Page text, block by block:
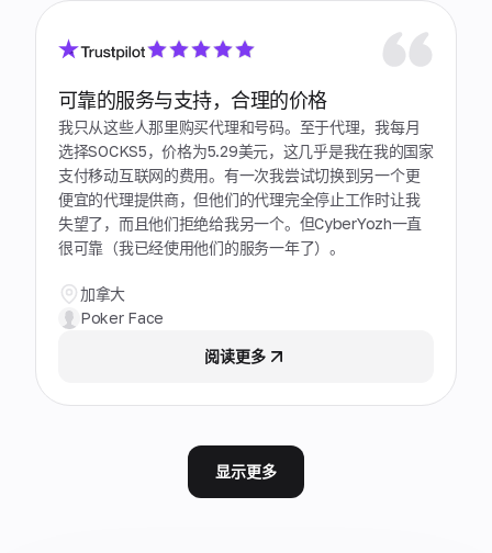
可靠的服务与支持，合理的价格
我只从这些人那里购买代理和号码。至于代理，我每月
选择SOCKS5，价格为5.29美元，这几乎是我在我的国家
支付移动互联网的费用。有一次我尝试切换到另一个更
便宜的代理提供商，但他们的代理完全停止工作时让我
失望了，而且他们拒绝给我另一个。但CyberYozh一直
很可靠（我已经使用他们的服务一年了）。
加拿大
Poker Face
阅读更多
显示更多